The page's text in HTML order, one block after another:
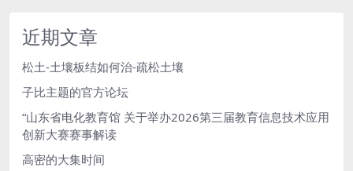
近期文章
松土-土壤板结如何治-疏松土壤
子比主题的官方论坛
“山东省电化教育馆 关于举办2026第三届教育信息技术应用
创新大赛赛事解读
高密的大集时间